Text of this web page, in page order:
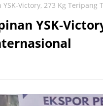
Victory, 273 Kg Teripang
YSK-